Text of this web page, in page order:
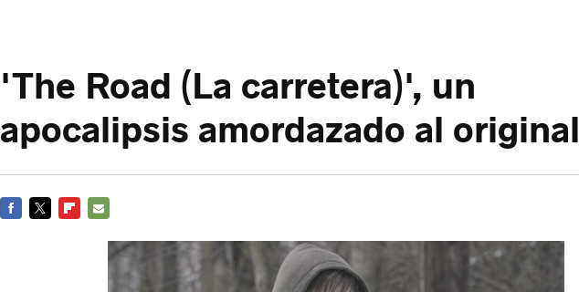
'The Road (La carretera)', un
apocalipsis amordazado al original